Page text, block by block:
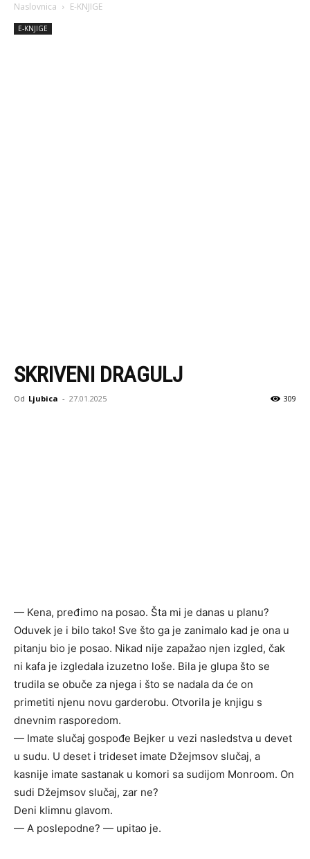
Naslovnica E-KNJIGE
E-KNJIGE
SKRIVENI DRAGULJ
Od Ljubica - 27.01.2025 309
— Kena, pređimo na posao. Šta mi je danas u planu?
Oduvek je i bilo tako! Sve što ga je zanimalo kad je ona u
pitanju bio je posao. Nikad nije zapažao njen izgled, čak
ni kafa je izgledala izuzetno loše. Bila je glupa što se
trudila se obuče za njega i što se nadala da će on
primetiti njenu novu garderobu. Otvorila je knjigu s
dnevnim rasporedom.
— Imate slučaj gospođe Bejker u vezi nasledstva u devet
u sudu. U deset i trideset imate Džejmsov slučaj, a
kasnije imate sastanak u komori sa sudijom Monroom. On
sudi Džejmsov slučaj, zar ne?
Deni klimnu glavom.
— A poslepodne? — upitao je.